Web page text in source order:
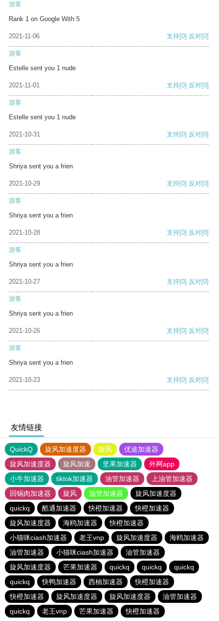
游客
Rank 1 on Google With 5
2021-11-06 支持[0] 反对[0]
游客
Estelle sent you 1 nude
2021-11-01 支持[0] 反对[0]
游客
Estelle sent you 1 nude
2021-10-31 支持[0] 反对[0]
游客
Shriya sent you a frien
2021-10-29 支持[0] 反对[0]
游客
Shriya sent you a frien
2021-10-28 支持[0] 反对[0]
游客
Shriya sent you a frien
2021-10-27 支持[0] 反对[0]
游客
Shriya sent you a frien
2021-10-26 支持[0] 反对[0]
游客
Shriya sent you a frien
2021-10-23 支持[0] 反对[0]
友情链接
QuickQ 旋风加速度器 旋风
优途加速器
旋风加速度器
旋风加速 坚果加速器
外网app
小牛加速器
tiktok加速器 油管加速器
上油管加速器
回锅肉加速器
旋风 油管加速器
旋风加速度器
quickq
酷通加速器 快橙加速器
快橙加速器
旋风加速度器
海鸥加速器
快橙加速器
小猫咪ciash加速器
老王vnp 旋风加速度器
海鸥加速器
油管加速器
小猫咪ciash加速器
油管加速器
旋风加速度器
芒果加速器 quickq quickq
quickq
quickq
快鸭加速器 西柚加速器
快橙加速器
快橙加速器
旋风加速度器 旋风加速度器
油管加速器
quickq
老王vnp 芒果加速器 快橙加速器